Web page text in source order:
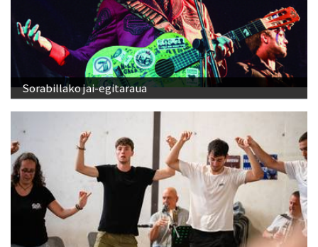
Sorabillako jai-egitaraua